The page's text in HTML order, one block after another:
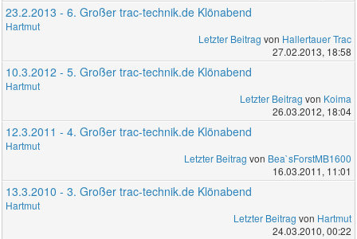
23.2.2013 - 6. Großer trac-technik.de Klönabend
Hartmut
Letzter Beitrag von Hallertauer Trac
27.02.2013, 18:58
10.3.2012 - 5. Großer trac-technik.de Klönabend
Hartmut
Letzter Beitrag von Koima
26.03.2012, 18:04
12.3.2011 - 4. Großer trac-technik.de Klönabend
Hartmut
Letzter Beitrag von Bea`sForstMB1600
16.03.2011, 11:01
13.3.2010 - 3. Großer trac-technik.de Klönabend
Hartmut
Letzter Beitrag von Hartmut
24.03.2010, 00:22